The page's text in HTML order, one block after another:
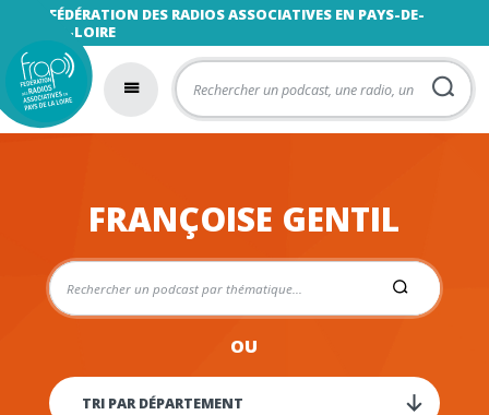
FÉDÉRATION DES RADIOS ASSOCIATIVES EN PAYS-DE-
LA-LOIRE
FRANÇOISE GENTIL
OU